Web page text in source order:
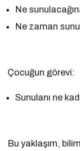
Ne
Ne zaman
Çocuğun görevi:
Sunulanı ne
Bu yaklaşım,